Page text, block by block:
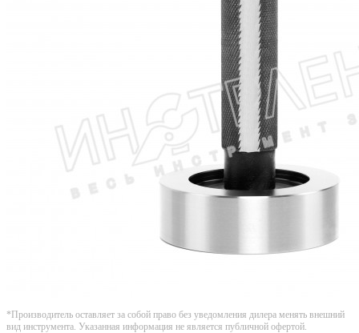
*Производитель оставляет за собой право без уведомления дилера менять внешний
вид инструмента. Указанная информация не является публичной офертой.